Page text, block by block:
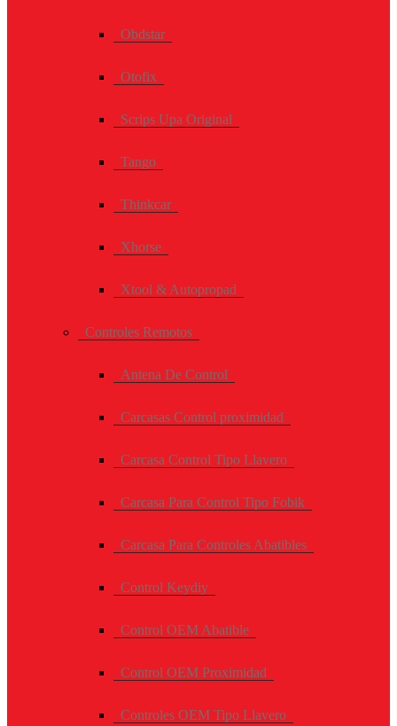
Obdstar
Otofix
Scrips Upa Original
Tango
Thinkcar
Xhorse
Xtool & Autopropad
Controles Remotos
Antena De Control
Carcasas Control proximidad
Carcasa Control Tipo Llavero
Carcasa Para Control Tipo Fobik
Carcasa Para Controles Abatibles
Control Keydiy
Control OEM Abatible
Control OEM Proximidad
Controles OEM Tipo Llavero